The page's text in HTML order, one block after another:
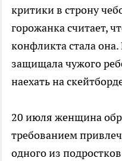
критики в строну
горожанка считает,
конфликта стала
защищала чужого
наехать на
20 июля женщина
требованием
одного из